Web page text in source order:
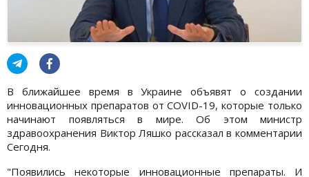
В ближайшее время в Украине объявят о создании
инновационных препаратов от COVID-19, которые только
начинают появляться в мире. Об этом министр
здравоохранения Виктор Ляшко рассказал в комментарии
Сегодня.
"Появились некоторые инновационные препараты. И